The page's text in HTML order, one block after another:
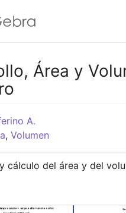
ClassroomÁrea y
A.
, Volumen
cálculo del área y del